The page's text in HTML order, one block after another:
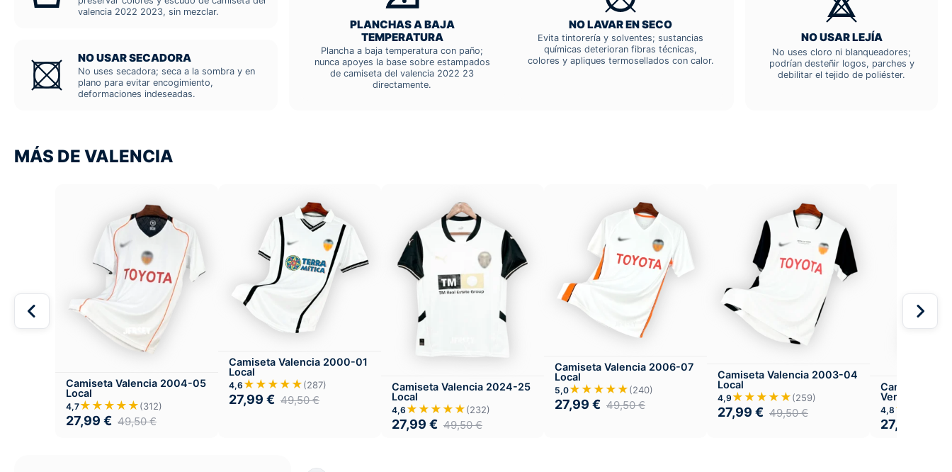
valencia 2022 2023, sin mezclar.
NO USAR SECADORA
No uses secadora; seca a la sombra y en
plano para evitar encogimiento,
deformaciones indeseadas.
PLANCHAS A BAJA
TEMPERATURA
Plancha a baja temperatura con paño;
nunca apoyes la base sobre estampados
de camiseta del valencia 2022 23
directamente.
NO LAVAR EN SECO
Evita tintorería y solventes; sustancias
químicas deterioran fibras técnicas,
colores y apliques termosellados con calor.
NO USAR LEJÍA
No uses cloro ni blanqueadores;
podrían desteñir logos, parches y
debilitar el tejido de poliéster.
MÁS DE VALENCIA
Camiseta Valencia 2004-05
Local
4,7★★★★★(312)
27,99 € 49,50€
Camiseta Valencia 2000-01
Local
4,6 ★★★★★(287)
27,99 € 49,50€
Camiseta Valencia 2024-25
Local
4,6 ★★★★★(232)
27,99 € 49,50€
Camiseta Valencia 2006-07
Local
5,0★★★★★(240)
27,99 € 49,50€
Camiseta Valencia 2003-04
Local
4,9 ★★★★★(259)
27,99 € 49,50€
Camiseta
Versión
4,8
27,99